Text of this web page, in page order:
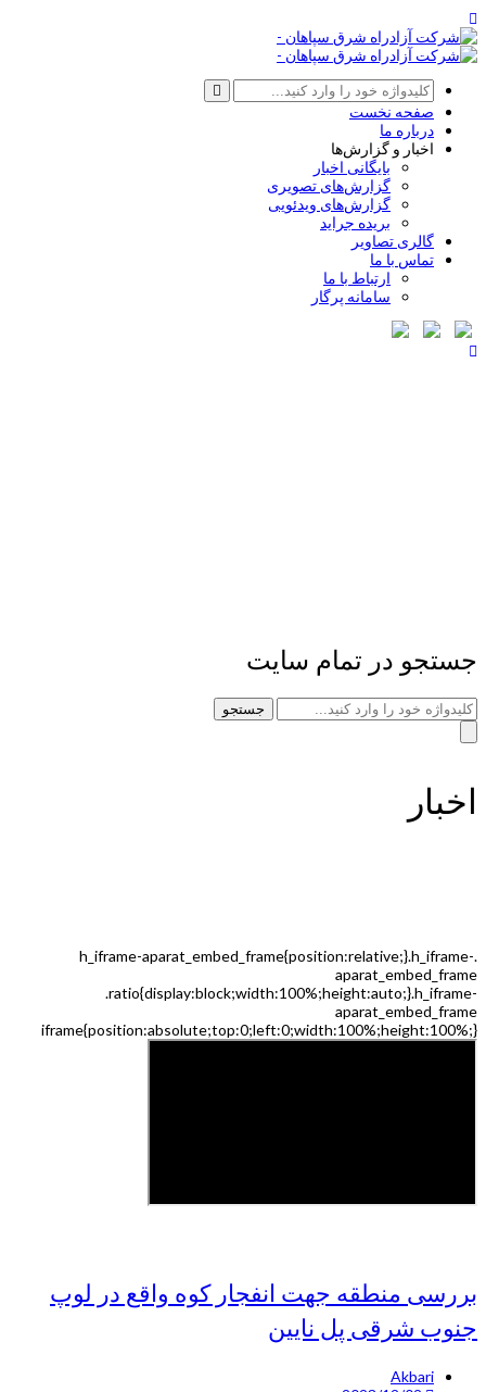
صفحه نخست
درباره ما
اخبار و گزارش‌ها
بایگانی اخبار
گزارش‌های تصویری
گزارش‌های ویدئویی
بریده جراید
گالری تصاویر
تماس با ما
ارتباط با ما
سامانه پرگار
جستجو در تمام سایت
جستجو
اخبار
.h_iframe-aparat_embed_frame{position:relative;}.h_iframe-
aparat_embed_frame
.ratio{display:block;width:100%;height:auto;}.h_iframe-
aparat_embed_frame
iframe{position:absolute;top:0;left:0;width:100%;height:100%;}
بررسی منطقه جهت انفجار کوه واقع در لوپ
جنوب شرقی پل نایین
Akbari